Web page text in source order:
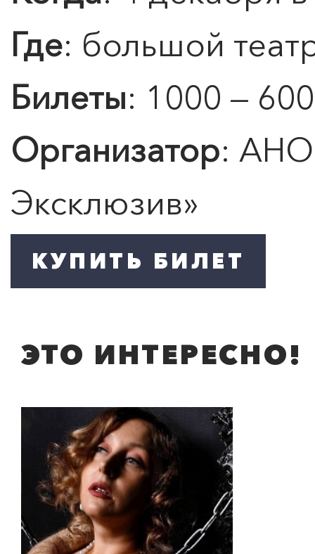
Где: большой
Билеты: 1000 —
Организатор: АНО
Эксклюзив»
ЭТО ИНТЕРЕСНО!